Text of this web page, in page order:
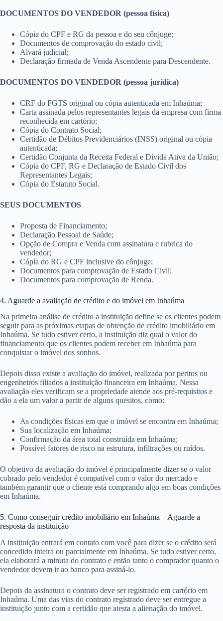
DOCUMENTOS DO VENDEDOR (pessoa física)
Cópia do CPF e RG da pessoa e do seu cônjuge;
Documentos de comprovação do estado civil;
Alvará judicial;
Declaração firmada de Venda Ascendente para Descendente.
DOCUMENTOS DO VENDEDOR (pessoa jurídica)
CRF do FGTS original ou cópia autenticada em Inhaúma;
Carta assinada pelos representantes legais da empresa com firma
reconhecida em cartório;
Cópia do Contrato Social;
Certidão de Débitos Previdenciários (INSS) original ou cópia
autenticada;
Certidão Conjunta da Receita Federal e Dívida Ativa da União;
Cópia do CPF, RG e Declaração de Estado Civil dos
Representantes Legais;
Cópia do Estatuto Social.
SEUS DOCUMENTOS
Proposta de Financiamento;
Declaração Pessoal de Saúde;
Opção de Compra e Venda com assinatura e rubrica do
vendedor;
Cópia do RG e CPF inclusive do cônjuge;
Documentos para comprovação de Estado Civil;
Documentos para comprovação de Renda.
4. Aguarde a avaliação de crédito e do imóvel em Inhaúma
Na primeira análise de crédito a instituição define se os clientes podem
seguir para as próximas etapas de obtenção de crédito imobiliário em
Inhaúma. Se tudo estiver certo, a instituição diz qual o valor do
financiamento que os clientes podem receber em Inhaúma para
conquistar o imóvel dos sonhos.
Depois disso existe a avaliação do imóvel, realizada por peritos ou
engenheiros filiados a instituição financeira em Inhaúma. Nessa
avaliação eles verificam se a propriedade atende aos pré-requisitos e
dão a ela um valor a partir de alguns quesitos, como:
As condições físicas em que o imóvel se encontra em Inhaúma;
Sua localização em Inhaúma;
Confirmação da área total construída em Inhaúma;
Possível fatores de risco na estrutura, infiltrações ou ruídos.
O objetivo da avaliação do imóvel é principalmente dizer se o valor
cobrado pelo vendedor é compatível com o valor do mercado e
também garantir que o cliente está comprando algo em boas condições
em Inhaúma.
5. Como conseguir crédito imobiliário em Inhaúma – Aguarde a
resposta da instituição
A instituição entrará em contato com você para dizer se o crédito será
concedido inteira ou parcialmente em Inhaúma. Se tudo estiver certo,
ela elaborará a minuta do contrato e então tanto o comprador quanto o
vendedor devem ir ao banco para assiná-lo.
Depois da assinatura o contrato deve ser registrado em cartório em
Inhaúma. Uma das vias do contrato registrado deve ser entregue a
instituição junto com a certidão que atesta a alienação do imóvel.